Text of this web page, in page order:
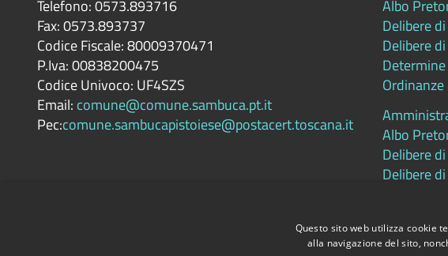
Telefono: 0573.893716
Fax: 0573.893737
Codice Fiscale: 80009370471
P.Iva: 00838200475
Codice Univoco: UF4SZS
Email: comune@comune.sambuca.pt.it
Pec:comune.sambucapistoiese@postacert.toscana.it
Albo
Delibere
Delibere
Albo
Delibere
Delibere
Questo sito web utilizza cookie
alla navigazione del sito,